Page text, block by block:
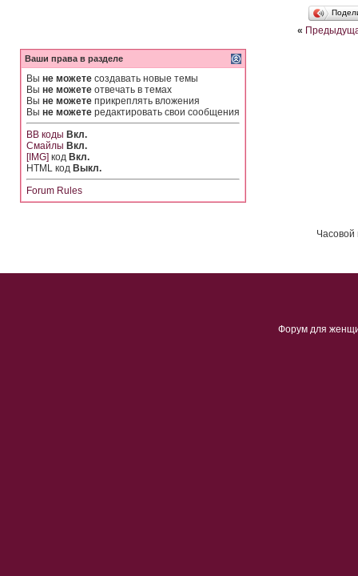
«
Ваши права в разделе
Вы не можете создавать новые темы
Вы не можете отвечать в темах
Вы не можете прикреплять вложения
Вы не можете редактировать свои сообщения
BB коды Вкл.
Смайлы Вкл.
[IMG] код Вкл.
HTML код Выкл.
Forum Rules
Часовой
Форум для